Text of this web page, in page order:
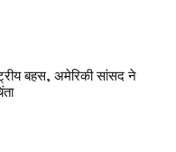
बहस, अमेरिकी सांसद ने